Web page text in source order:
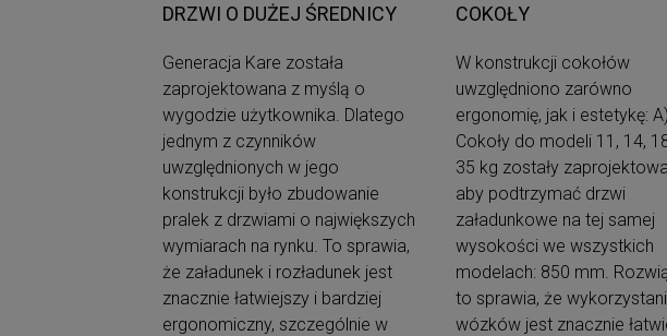
DRZWI O DUŻEJ ŚREDNICY
Generacja Kare została
zaprojektowana z myślą o
wygodzie użytkownika. Dlatego
jednym z czynników
uwzględnionych w jego
konstrukcji było zbudowanie
pralek z drzwiami o największych
wymiarach na rynku. To sprawia,
że załadunek i rozładunek jest
znacznie łatwiejszy i bardziej
ergonomiczny, szczególnie w
COKOŁY
W konstrukcji cokołów
uwzględniono zarówno
ergonomię, jak i estetykę: A)
Cokoły do modeli 11, 14,
35 kg zostały
aby podtrzymać drzwi
załadunkowe na tej samej
wysokości we wszystkich
modelach: 850 mm.
to sprawia, że
wózków jest znacznie